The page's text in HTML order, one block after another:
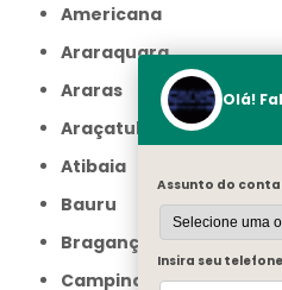
Americana
Araraquara
Araras
Araçatuba
Atibaia
Bauru
Bragança Paulista
Campinas
Olá!
Assunto do
Insira seu telefone